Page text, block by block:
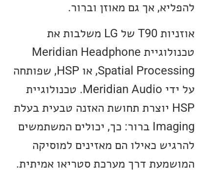
אך גם מאוזן וברור.
אוזניות T90 של LG משלבות את
טכנולוגיית Meridian Headphone
Spatial Processing, או HSP, שפותחה
על ידי Meridian Audio. טכנולוגיית
HSP יוצרת תחושת האזנה טבעית בעלת
Imaging ברור: כך, יכולים המשתמשים
כאילו הם מאזינים למוסיקה
דרך מערכת סטריאו אמיתית.